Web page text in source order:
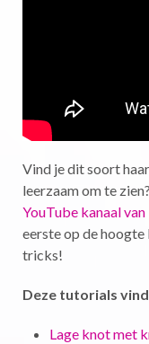
Vind je dit soort
leerzaam om te
YouTube kanaal
eerste op de hoogte
tricks!
Deze tutorials
Lage knot met